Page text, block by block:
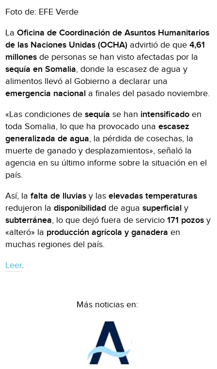
Foto de: EFE Verde
LaOficina de Coordinación de Asuntos Humanitarios
de las Naciones Unidas (OCHA) advirtió de que4,61
millones de personas se han visto afectadas por la
sequía en Somalia, donde la escasez de agua y
alimentos llevó al Gobierno a declarar una
emergencia nacional a finales del pasado noviembre.
«Las condiciones desequía se han intensificado en
toda Somalia, lo que ha provocado unaescasez
generalizada de agua, la pérdida de cosechas, la
muerte de ganado y desplazamientos», señaló la
agencia en su último informe sobre la situación en el
país.
Así, lafalta de lluvias y laselevadas temperaturas
redujeron ladisponibilidad de aguasuperficial y
subterránea, lo que dejó fuera de servicio171 pozos y
«alteró» la producción agrícola y ganadera en
muchas regiones del país.
Leer.
Más noticias en: